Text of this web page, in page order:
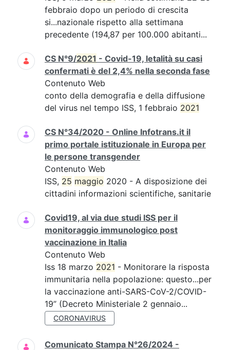
febbraio dopo un periodo di crescita
si...nazionale rispetto alla settimana
precedente (194,87 per 100.000 abitanti...
CS N°9/2021 - Covid-19, letalità su casi
confermati è del 2,4% nella seconda fase
Contenuto Web
conto della demografia e della diffusione
del virus nel tempo ISS, 1 febbraio 2021
CS N°34/2020 - Online Infotrans.it il
primo portale istituzionale in Europa per
le persone transgender
Contenuto Web
ISS, 25 maggio 2020 - A disposizione dei
cittadini informazioni scientifiche, sanitarie
Covid19, al via due studi ISS per il
monitoraggio immunologico post
vaccinazione in Italia
Contenuto Web
Iss 18 marzo 2021 - Monitorare la risposta
immunitaria nella popolazione: questo...per
la vaccinazione anti-SARS-CoV-2/COVID-
19” (Decreto Ministeriale 2 gennaio...
CORONAVIRUS
Comunicato Stampa N°26/2024 -